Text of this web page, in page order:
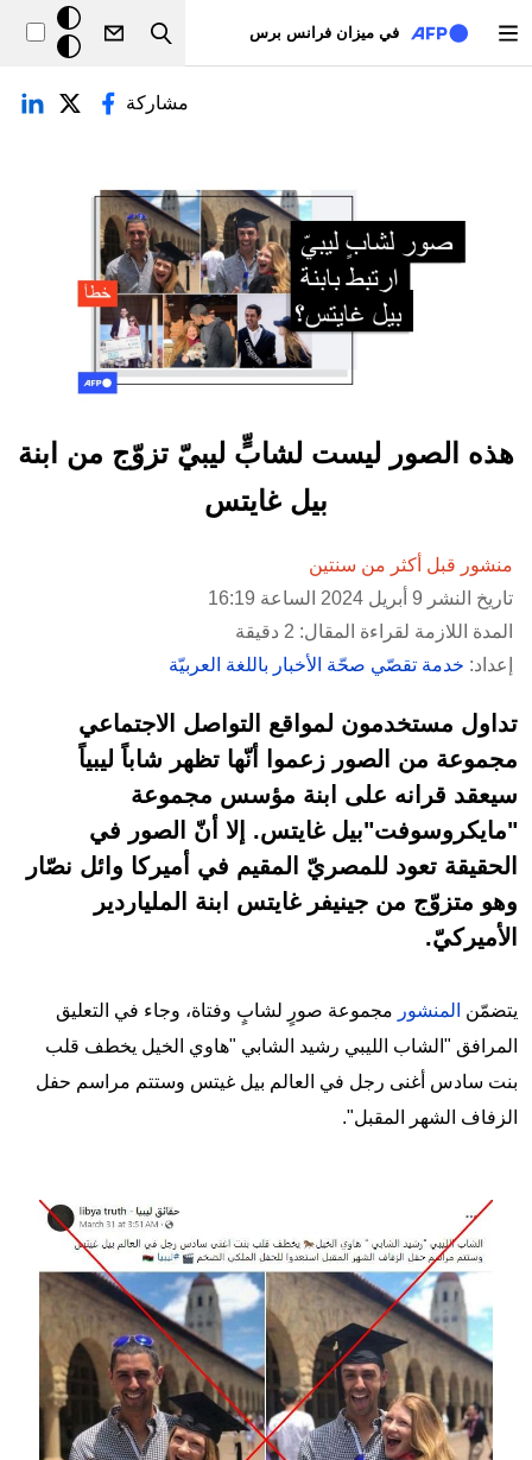
في ميزان فرانس برس
Search
خلفيّة
داكنة
التبويبات الأساسية
مشاركة
هذه الصور ليست لشابٍّ ليبيّ تزوّج من ابنة
بيل غايتس
منشور قبل أكثر من سنتين
تاريخ النشر 9 أبريل 2024 الساعة 16:19
المدة اللازمة لقراءة المقال: 2 دقيقة
إعداد: خدمة تقصّي صحّة الأخبار باللغة العربيّة
تداول مستخدمون لمواقع التواصل الاجتماعي
مجموعة من الصور زعموا أنّها تظهر شاباً ليبياً
سيعقد قرانه على ابنة مؤسس مجموعة
"مايكروسوفت"بيل غايتس. إلا أنّ الصور في
الحقيقة تعود للمصريّ المقيم في أميركا وائل نصّار
وهو متزوّج من جينيفر غايتس ابنة الملياردير
الأميركيّ.
يتضمّن المنشور مجموعة صورٍ لشابٍ وفتاة، وجاء في التعليق
المرافق "الشاب الليبي رشيد الشابي "هاوي الخيل يخطف قلب
بنت سادس أغنى رجل في العالم بيل غيتس وستتم مراسم حفل
الزفاف الشهر المقبل".
Image